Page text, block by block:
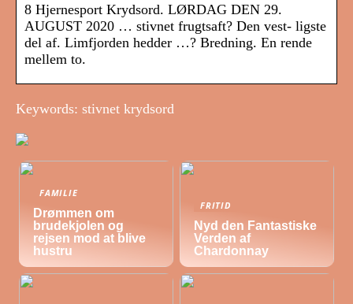
8 Hjernesport Krydsord. LØRDAG DEN 29.
AUGUST 2020 … stivnet frugtsaft? Den vest- ligste
del af. Limfjorden hedder …? Bredning. En rende
mellem to.
Keywords: stivnet krydsord
FAMILIE
Drømmen om
brudekjolen og
rejsen mod at blive
hustru
FRITID
Nyd den Fantastiske
Verden af
Chardonnay